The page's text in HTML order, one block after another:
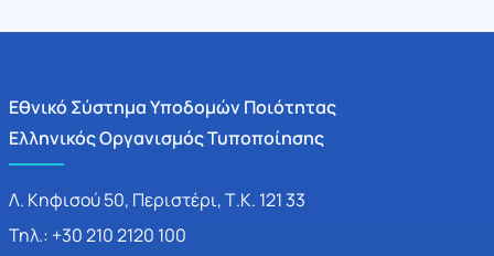
Εθνικό Σύστημα Υποδομών Ποιότητας
Ελληνικός Οργανισμός Τυποποίησης
Λ. Κηφισού 50, Περιστέρι, Τ.Κ. 121 33
Τηλ.: +30 210 2120 100